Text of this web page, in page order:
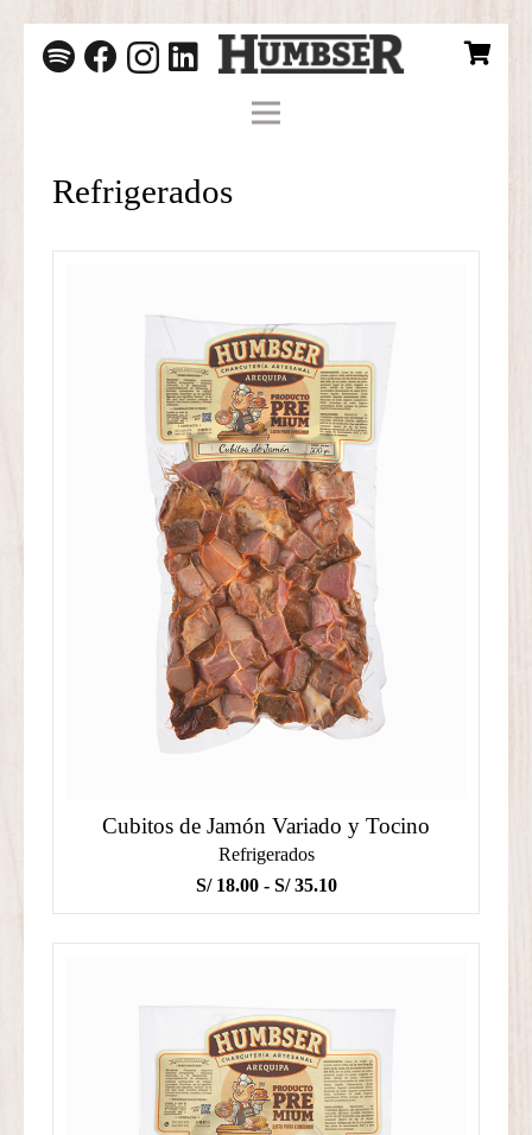
Refrigerados
Cubitos de Jamón Variado y Tocino
Refrigerados
S/18.00 - S/35.10Rango
S/ 18.00
S/ 35.10